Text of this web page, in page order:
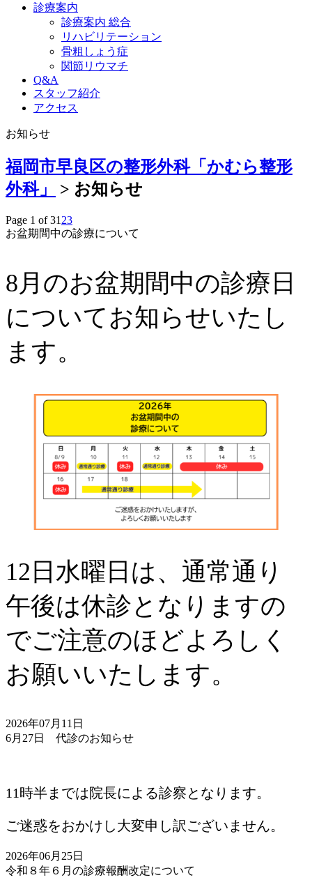
診療案内
診療案内 総合
リハビリテーション
骨粗しょう症
関節リウマチ
Q&A
スタッフ紹介
アクセス
お知らせ
福岡市早良区の整形外科「かむら整形
外科」
> お知らせ
Page 1 of 31 23
お盆期間中の診療について
8月のお盆期間中の診療日
についてお知らせいたし
ます。
12日水曜日は、通常通り
午後は休診となりますの
でご注意のほどよろしく
お願いいたします。
2026年07月11日
6月27日 代診のお知らせ
11時半までは院長による診察となります。
ご迷惑をおかけし大変申し訳ございません。
2026年06月25日
令和８年６月の診療報酬改定について